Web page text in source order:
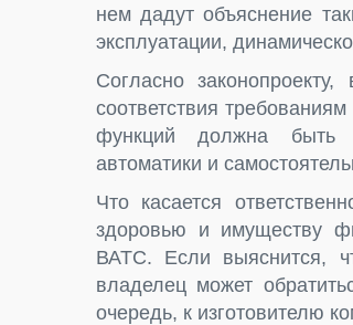
нем дадут объяснение
эксплуатации,
Согласно
соответствия
функций должна быть
автоматики и
Что касается
здоровью и имуществу
ВАТС. Если выяснится,
владелец может
очередь, к изготовителю